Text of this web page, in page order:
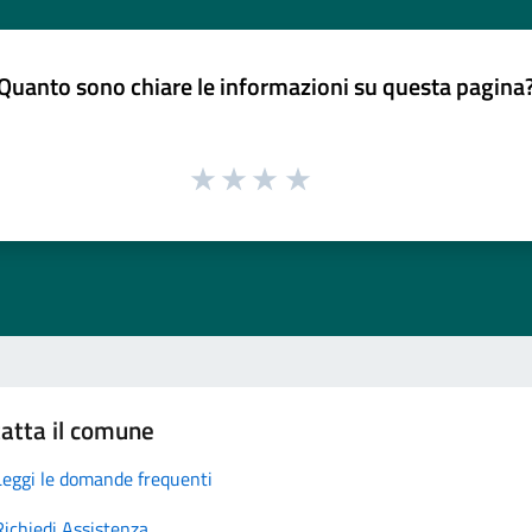
sono chiare le informazioni su questa
il comune
le domande frequenti